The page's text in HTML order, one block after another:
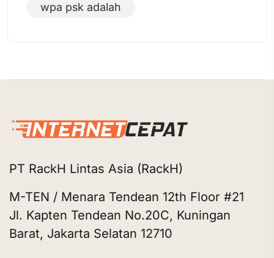
wpa psk adalah
PT RackH Lintas Asia (RackH)
M-TEN / Menara Tendean 12th Floor #21
Jl. Kapten Tendean No.20C, Kuningan
Barat, Jakarta Selatan 12710